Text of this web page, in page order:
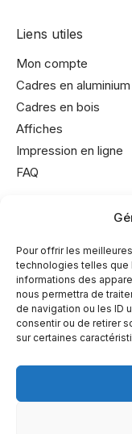
Pour offrir les
technologies telles que
informations des
nous permettra de
de navigation ou les ID
consentir ou de retirer
sur certaines
Liens utiles
Mon compte
Cadres en aluminium
Cadres en bois
Affiches
Impression en ligne
FAQ
Informations utiles
Conditions
Mentions légales
Politique de cookies
Politique de
A propos